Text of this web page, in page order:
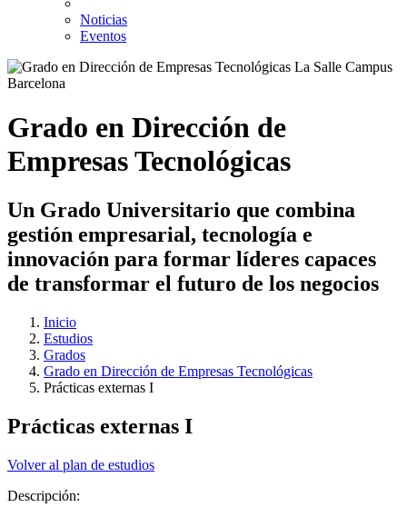
Noticias
Eventos
Grado en Dirección de
Empresas Tecnológicas
Un Grado Universitario que combina
gestión empresarial, tecnología e
innovación para formar líderes capaces
de transformar el futuro de los negocios
Inicio
Estudios
Grados
Grado en Dirección de Empresas Tecnológicas
Prácticas externas I
Prácticas externas I
Volver al plan de estudios
Descripción: